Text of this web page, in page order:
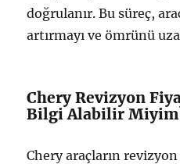
doğrulanır. Bu süreç,
artırmayı ve ömrünü
Chery Revizyon
Bilgi Alabilir
Chery araçların